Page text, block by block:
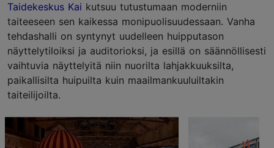
Taidekeskus Kai kutsuu tutustumaan moderniin
taiteeseen sen kaikessa monipuolisuudessaan. Vanha
tehdashalli on syntynyt uudelleen huipputason
näyttelytiloiksi ja auditorioksi, ja esillä on säännöllisesti
vaihtuvia näyttelyitä niin nuorilta lahjakkuuksilta,
paikallisilta huipuilta kuin maailmankuuluiltakin
taiteilijoilta.